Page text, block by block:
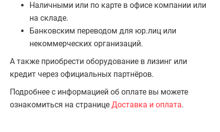
Наличными или по карте в офисе компании или
на складе.
Банковским переводом для юр.лиц или
некоммерческих организаций.
А также приобрести оборудование в лизинг или
кредит через официальных партнёров.
Подробнее с информацией об оплате вы можете
ознакомиться на странице Доставка и оплата.